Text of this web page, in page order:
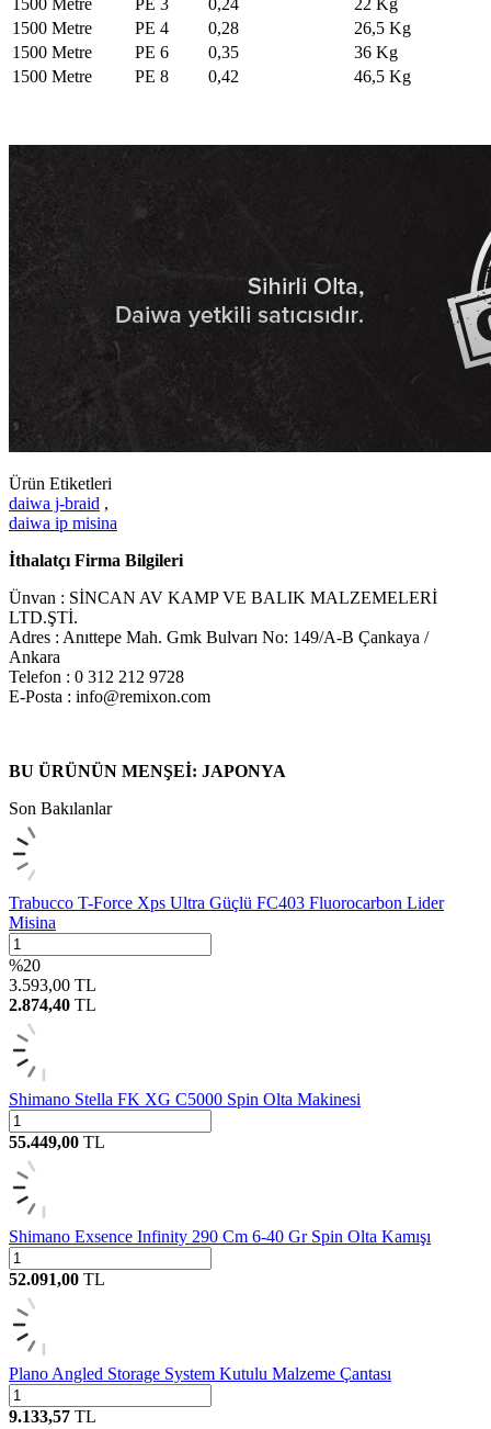
1500 Metre
PE 4 0,28
26,5 Kg
1500 Metre
PE 6 0,35
36 Kg
1500 Metre
PE 8 0,42 46,5 Kg
Ürün Etiketleri
daiwa j-braid ,
daiwa ip misina
İthalatçı Firma Bilgileri
Ünvan : SİNCAN AV KAMP VE BALIK MALZEMELERİ
LTD.ŞTİ.
Adres : Anıttepe Mah. Gmk Bulvarı No: 149/A-B Çankaya /
Ankara
Telefon : 0 312 212 9728
E-Posta : info@remixon.com
BU ÜRÜNÜN MENŞEİ: JAPONYA
Son Bakılanlar
Trabucco T-Force Xps Ultra Güçlü FC403 Fluorocarbon Lider
Misina
%20
3.593,00 TL
2.874,40 TL
Shimano Stella FK XG C5000 Spin Olta Makinesi
55.449,00 TL
Shimano Exsence Infinity 290 Cm 6-40 Gr Spin Olta Kamışı
52.091,00 TL
Plano Angled Storage System Kutulu Malzeme Çantası
9.133,57 TL